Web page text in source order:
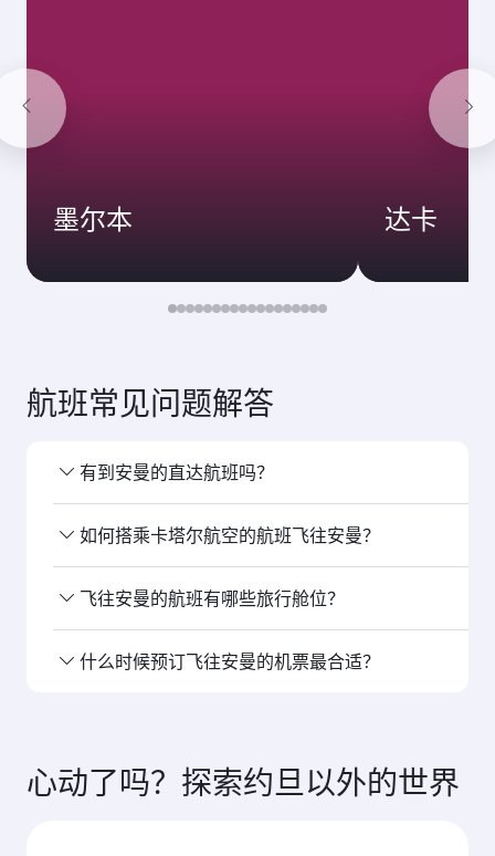
墨尔本 达卡
航班常见问题解答
有到安曼的直达航班吗？
是的，卡塔尔 航空运营直飞安曼的航班。 您可通过
如何搭乘卡塔尔航空的航班飞往安曼？
您可以 搭乘卡塔尔航空直飞安曼。我们经由多哈 连
飞往安曼的航班有哪些旅行舱位？
旅行舱位 的提供取决于航线和运营航班的航空公
供 的舱位可能有所不同。请在预订时查看 航班详
情。
什么时候预订飞往安曼的机票最合适？
线热度以及舱位供应情况。
心动了吗？探索约旦以外的世界